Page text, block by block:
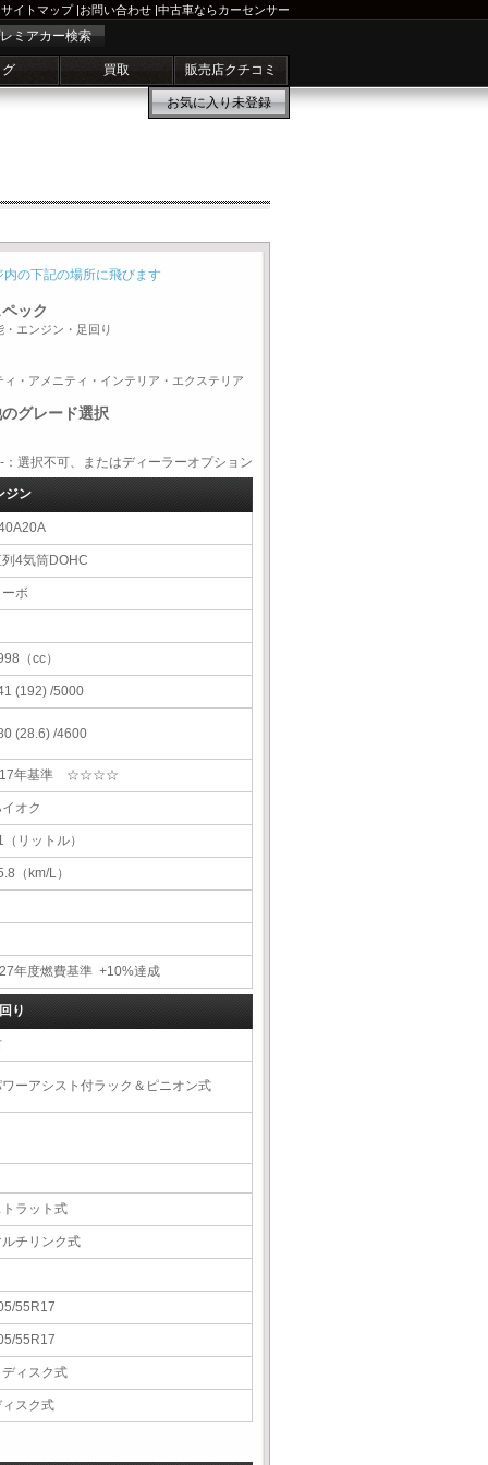
サイトマップ|お問い合わせ |中古車ならカーセンサー
ミアカー検索
買取 販売店クチコミ
お気に入り未登録
内の下記の場所に飛びます
ック
・エンジン・足回り
ィ・アメニティ・インテリア・エクステリア
グレード選択
択不可、またはディーラーオプション
ジン
4気筒DOHC
ーボ
（cc）
(192) /5000
(28.6) /4600
年基準 ☆☆☆☆
オク
（リットル）
（km/L）
年度燃費基準 +10%達成
り
ーアシスト付ラック＆ピニオン式
トラット式
ルチリンク式
55R17
55R17
ディスク式
スク式